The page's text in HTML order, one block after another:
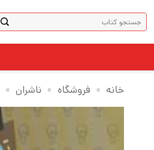
content
جستجو
برای:
خانه » فروشگاه » ناشران »